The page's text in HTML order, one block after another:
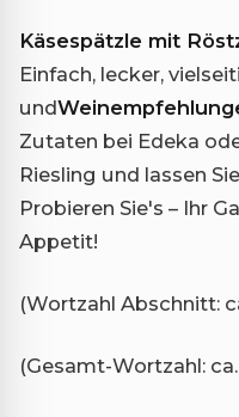
Käsespätzle mit
Einfach, lecker,
und
Zutaten bei Edeka
Riesling und lassen
Probieren Sie's – Ihr
Appetit!
(Wortzahl Abschnitt:
(Gesamt-Wortzahl: ca.